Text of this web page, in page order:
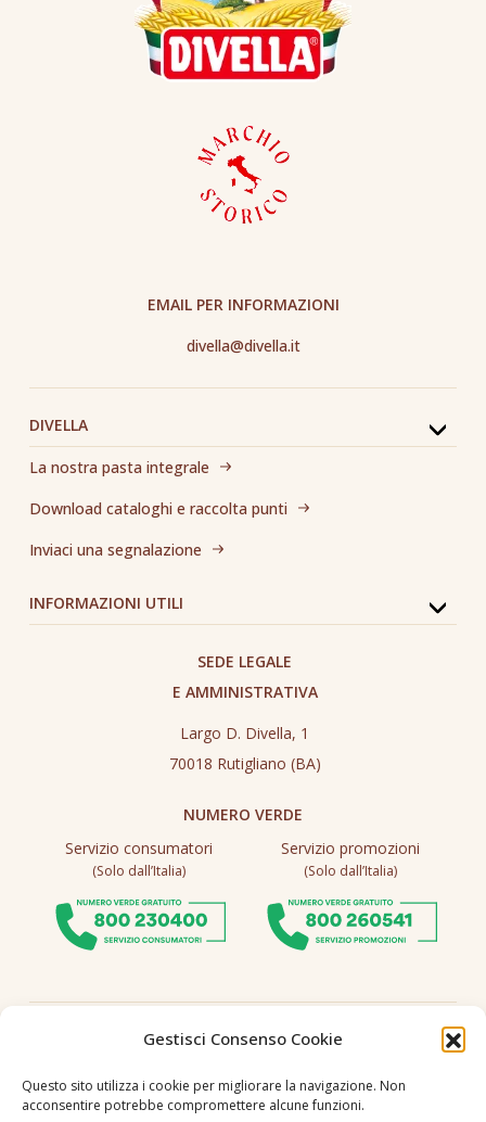
Gestisci Consenso Cookie
Questo sito utilizza i cookie per migliorare la navigazione. Non
acconsentire potrebbe compromettere alcune funzioni.
DIVELLA
La nostra pasta integrale
Download cataloghi e raccolta punti
Inviaci una segnalazione
INFORMAZIONI UTILI
EMAIL PER INFORMAZIONI
divella@divella.it
SEDE LEGALE
E AMMINISTRATIVA
Largo D. Divella, 1
70018 Rutigliano (BA)
NUMERO VERDE
Servizio consumatori
(Solo dall’Italia)
Servizio promozioni
(Solo dall’Italia)
Seguici